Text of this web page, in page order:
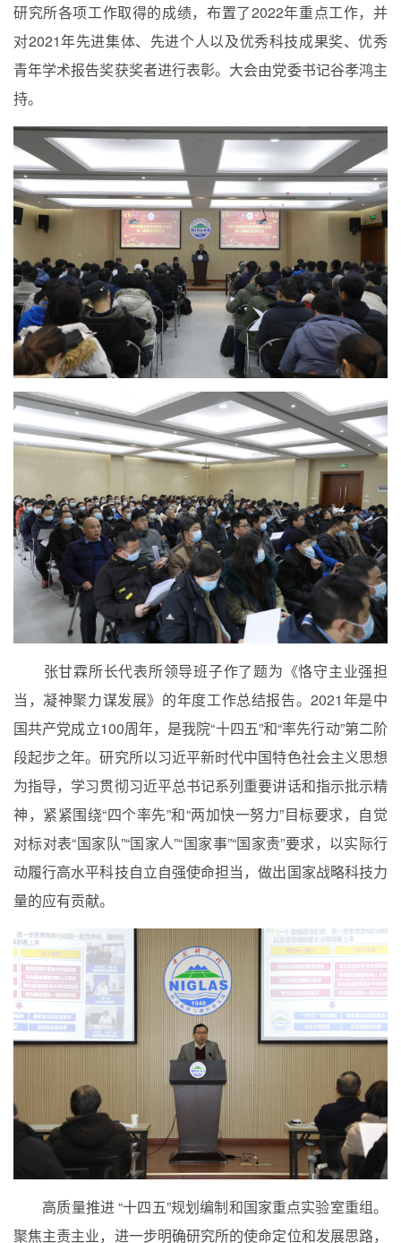
研究所各项工作取得的成绩，布置了2022年重点工作，并
对2021年先进集体、先进个人以及优秀科技成果奖、优秀
青年学术报告奖获奖者进行表彰。大会由党委书记谷孝鸿主
持。
张甘霖所长代表所领导班子作了题为《恪守主业强担
当，凝神聚力谋发展》的年度工作总结报告。2021年是中
国共产党成立100周年，是我院“十四五”和“率先行动”第二阶
段起步之年。研究所以习近平新时代中国特色社会主义思想
为指导，学习贯彻习近平总书记系列重要讲话和指示批示精
神，紧紧围绕“四个率先”和“两加快一努力”目标要求，自觉
对标对表“国家队”“国家人”“国家事”“国家责”要求，以实际行
动履行高水平科技自立自强使命担当，做出国家战略科技力
量的应有贡献。
高质量推进 “十四五”规划编制和国家重点实验室重组。
聚焦主责主业，进一步明确研究所的使命定位和发展思路，